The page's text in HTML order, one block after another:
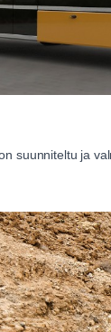
suunniteltu ja